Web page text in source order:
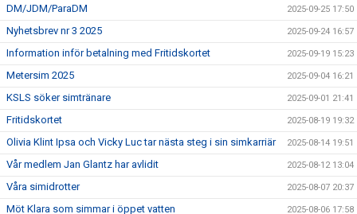
DM/JDM/ParaDM 2025-09-25 17:50
Nyhetsbrev nr 3 2025 2025-09-24 16:57
Information inför betalning med Fritidskortet 2025-09-19 15:23
Metersim 2025 2025-09-04 16:21
KSLS söker simtränare 2025-09-01 21:41
Fritidskortet 2025-08-19 19:32
Olivia Klint Ipsa och Vicky Luc tar nästa steg i sin simkarriär 2025-08-14 19:51
Vår medlem Jan Glantz har avlidit 2025-08-12 13:04
Våra simidrotter 2025-08-07 20:37
Möt Klara som simmar i öppet vatten 2025-08-06 17:58